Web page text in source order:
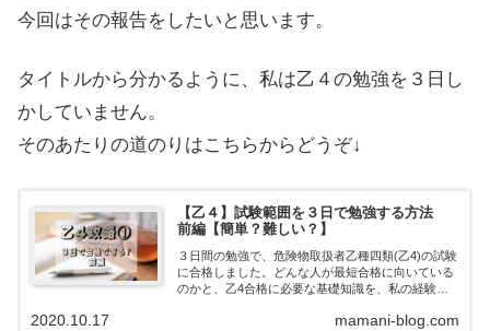
今回はその報告をしたいと思います。
タイトルから分かるように、私は乙４の勉強を３日し
かしていません。
そのあたりの道のりはこちらからどうぞ↓
【乙４】試験範囲を３日で勉強する方法
前編【簡単？難しい？】
３日間の勉強で、危険物取扱者乙種四類(乙4)の試験
に合格しました。どんな人が最短合格に向いている
のかと、乙4合格に必要な基礎知識を、私の経験か
いる方には、とても参考になる内容だと思います！
mamani-blog.com
2020.10.17